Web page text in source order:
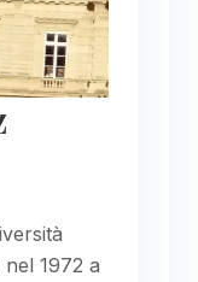
1972 a